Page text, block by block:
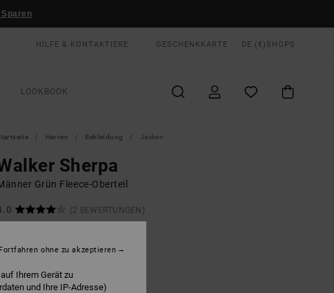
HILFE & KONTAKTIERE GESCHENKKARTE DE (€) SHOPS
LOOKBOOK
Herren Bekleidung Jacken
Sherpa
Grün Fleece-Oberteil
(2 BEWERTUNGEN)
67,50 €
RABATT EXTRA 25 %
Ihrem Gerät zu
und Ihre IP-Adresse)
Fortfahren ohne zu akzeptieren